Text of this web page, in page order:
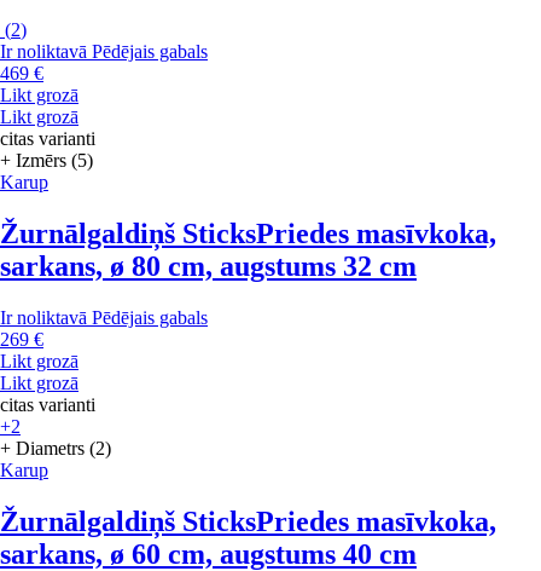
(2)
Ir noliktavā Pēdējais gabals
469 €
Likt grozā
Likt grozā
citas varianti
+ Izmērs (5)
Karup
Žurnālgaldiņš SticksPriedes masīvkoka,
sarkans, ø 80 cm, augstums 32 cm
Ir noliktavā Pēdējais gabals
269 €
Likt grozā
Likt grozā
citas varianti
+2
+ Diametrs (2)
Karup
Žurnālgaldiņš SticksPriedes masīvkoka,
sarkans, ø 60 cm, augstums 40 cm